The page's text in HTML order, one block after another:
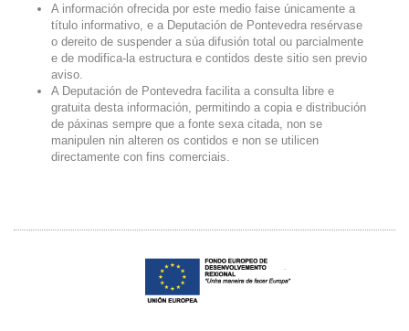
A información ofrecida por este medio faise únicamente a
título informativo, e a Deputación de Pontevedra resérvase
o dereito de suspender a súa difusión total ou parcialmente
e de modifica-la estructura e contidos deste sitio sen previo
aviso.
A Deputación de Pontevedra facilita a consulta libre e
gratuita desta información, permitindo a copia e distribución
de páxinas sempre que a fonte sexa citada, non se
manipulen nin alteren os contidos e non se utilicen
directamente con fins comerciais.